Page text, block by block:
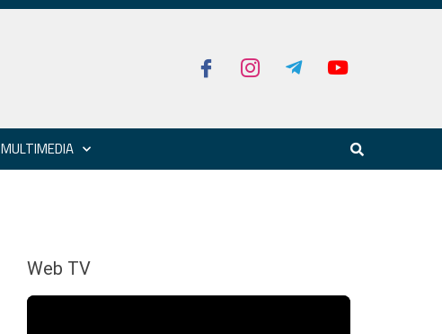
MULTIMEDIA
Web TV